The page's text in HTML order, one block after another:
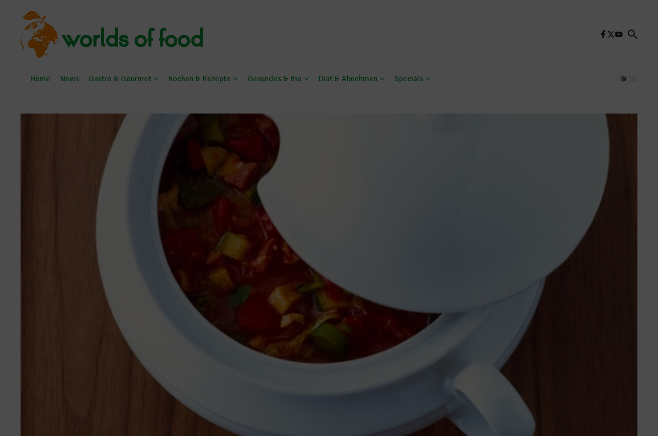
Home News Gastro & Gourmet Kochen & Rezepte Gesundes & Bio Diät & Abnehmen Specials